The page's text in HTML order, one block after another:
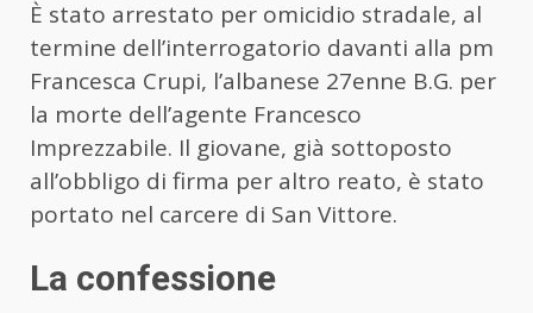
È stato arrestato per omicidio stradale, al
termine dell’interrogatorio davanti alla pm
Francesca Crupi, l’albanese 27enne B.G. per
la morte dell’agente Francesco
Imprezzabile. Il giovane, già sottoposto
all’obbligo di firma per altro reato, è stato
portato nel carcere di San Vittore.
La confessione